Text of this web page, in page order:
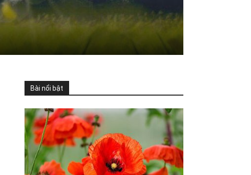
Bài nổi bật